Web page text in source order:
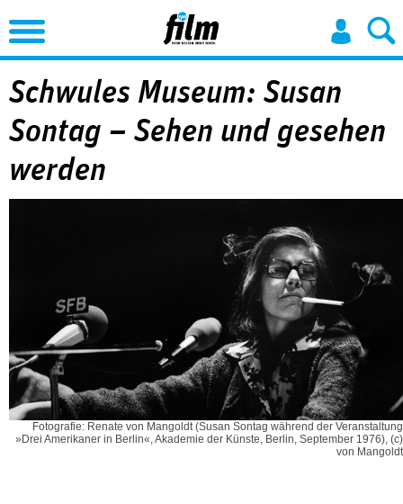
Jump to Navigation
Schwules Museum: Susan
Sontag – Sehen und gesehen
werden
Fotografie: Renate von Mangoldt (Susan Sontag während der Veranstaltung
»Drei Amerikaner in Berlin«, Akademie der Künste, Berlin, September 1976), (c)
von Mangoldt